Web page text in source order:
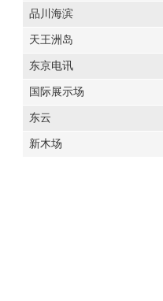
品川海滨
天王洲岛
东京电讯
国际展示场
东云
新木场